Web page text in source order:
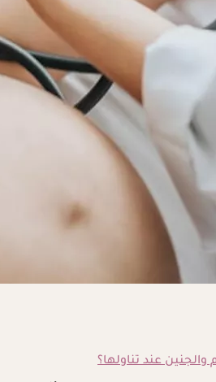
ومتى تستدعي القلق؟
العاطفي؟.. تفاصيل
والجنين عند تناولها؟